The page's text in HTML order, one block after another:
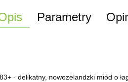
Parametry
- delikatny, nowozelandzki miód o